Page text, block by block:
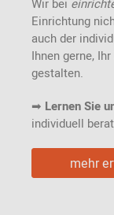
Wir bei
Einrichtung
auch der
Ihnen gerne,
gestalten.
➡ Lernen Sie
individuell
mehr